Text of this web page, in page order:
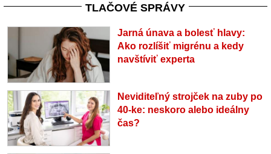
TLAČOVÉ SPRÁVY
Jarná únava a bolesť hlavy:
Ako rozlíšiť migrénu a kedy
navštíviť experta
Neviditeľný strojček na zuby po
40-ke: neskoro alebo ideálny
čas?